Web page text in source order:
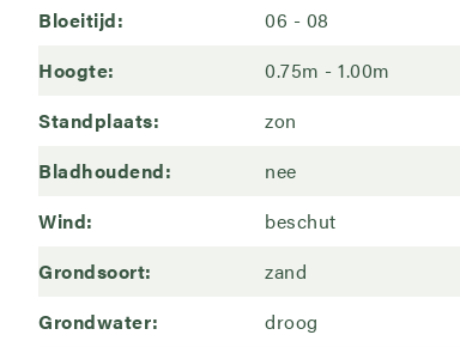
Bloeitijd
06
08
Hoogte
0.75m - 1.00m
Standplaats
zon
Bladhoudend
nee
Wind
beschut
Grondsoort
zand
Grondwater
droog